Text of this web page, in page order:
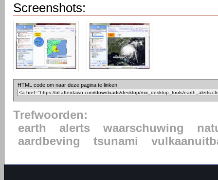
Screenshots:
HTML code om naar deze pagina te linken:
Trefwoorden:
earth
alerts waarschuwing
aardbeving
tsunami